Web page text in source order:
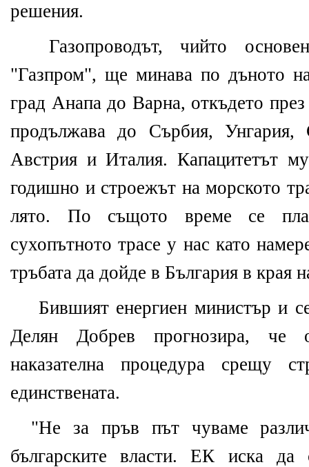
решения.
Газопроводът, чийто
"Газпром", ще минава по дъното
град Анапа до Варна, откъдето
продължава до Сърбия,
Австрия и Италия. Капацитетът
годишно и строежът на морското
лято. По същото време се
сухопътното трасе у нас като
тръбата да дойде в България в края
Бившият енергиен министър и
Делян Добрев прогнозира, че
наказателна процедура срещу
единствената.
"Не за пръв път чуваме
българските власти. ЕК иска да